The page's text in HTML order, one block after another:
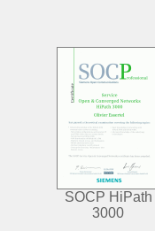
SOCP HiPath
3000